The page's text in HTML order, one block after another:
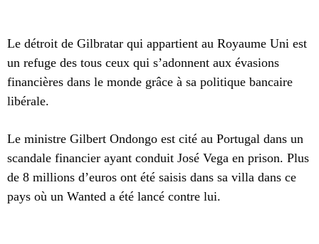
Le détroit de Gilbratar qui appartient au Royaume Uni est
un refuge des tous ceux qui s’adonnent aux évasions
financières dans le monde grâce à sa politique bancaire
libérale.
Le ministre Gilbert Ondongo est cité au Portugal dans un
scandale financier ayant conduit José Vega en prison. Plus
de 8 millions d’euros ont été saisis dans sa villa dans ce
pays où un Wanted a été lancé contre lui.